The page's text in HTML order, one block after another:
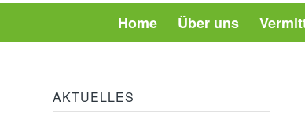
Home Über uns
AKTUELLES